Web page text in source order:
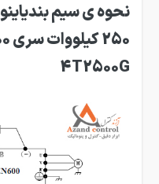
نحوه ی سیم
4T2500G